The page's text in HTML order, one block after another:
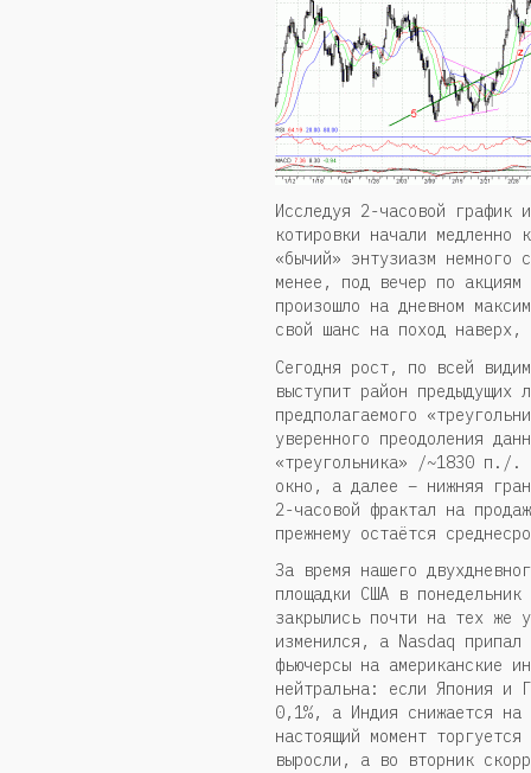
Исследуя 2-часовой
котировки начали
«бычий» энтузиазм
менее, под вечер по акциям
произошло на дневном
свой шанс на поход
Сегодня рост, по всей
выступит район предыдущих
предполагаемого
уверенного преодоления
«треугольника» /~1830 п./.
окно, а далее – нижняя
2-часовой фрактал на
прежнему остаётся
За время нашего
площадки США в
закрылись почти на тех же
изменился, а Nasdaq
фьючерсы на американские
нейтральна: если Япония и
0,1%, а Индия снижается
настоящий момент
выросли, а во вторник